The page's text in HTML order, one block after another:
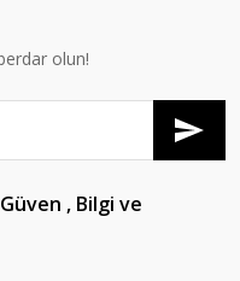
olun!
, Bilgi ve